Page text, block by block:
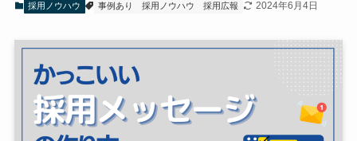
採用ノウハウ 事例あり 採用ノウハウ 採用広報 2024年6月4日